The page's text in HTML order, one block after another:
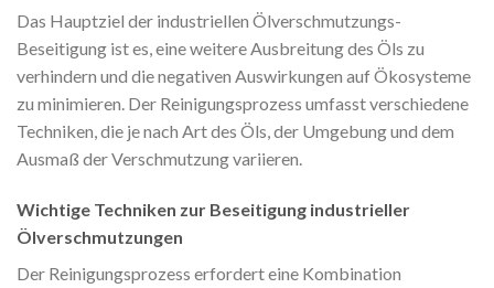
Das Hauptziel der industriellen Ölverschmutzungs-
Beseitigung ist es, eine weitere Ausbreitung des Öls zu
verhindern und die negativen Auswirkungen auf Ökosysteme
zu minimieren. Der Reinigungsprozess umfasst verschiedene
Techniken, die je nach Art des Öls, der Umgebung und dem
Ausmaß der Verschmutzung variieren.
Wichtige Techniken zur Beseitigung industrieller
Ölverschmutzungen
Der Reinigungsprozess erfordert eine Kombination